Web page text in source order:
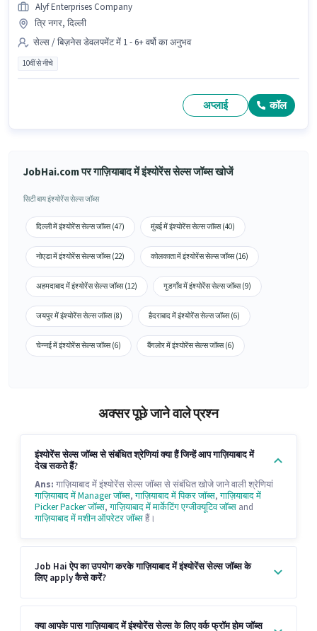
Alyf Enterprises Company
त्रि नगर, दिल्ली
सेल्स / बिज़नेस डेवलपमेंट में 1 - 6+ वर्षो का अनुभव
10वीं से नीचे
अप्लाई कॉल
JobHai.com पर गाज़ियाबाद में इंश्योरेंस सेल्स जॉब्स खोजें
सिटी बाय इंश्योरेंस सेल्स जॉब्स
दिल्ली में इंश्योरेंस सेल्स जॉब्स (47) मुंबई में इंश्योरेंस सेल्स जॉब्स (40)
नोएडा में इंश्योरेंस सेल्स जॉब्स (22) कोलकाता में इंश्योरेंस सेल्स जॉब्स (16)
अहमदाबाद में इंश्योरेंस सेल्स जॉब्स (12) गुडगाँव में इंश्योरेंस सेल्स जॉब्स (9)
जयपुर में इंश्योरेंस सेल्स जॉब्स (8) हैदराबाद में इंश्योरेंस सेल्स जॉब्स (6)
चेन्नई में इंश्योरेंस सेल्स जॉब्स (6) बैंगलोर में इंश्योरेंस सेल्स जॉब्स (6)
अक्सर पूछे जाने वाले प्रश्न
इंश्योरेंस सेल्स जॉब्स से संबंधित श्रेणियां क्या हैं जिन्हें आप गाज़ियाबाद में
देख सकते हैं?
Ans: गाज़ियाबाद में इंश्योरेंस सेल्स जॉब्स से संबंधित खोजे जाने वाली श्रेणियां
गाज़ियाबाद में Manager जॉब्स,गाज़ियाबाद में पिकर जॉब्स,गाज़ियाबाद में
Picker Packer जॉब्स,गाज़ियाबाद में मार्केटिंग एग्जीक्यूटिव जॉब्स and
गाज़ियाबाद में मशीन ऑपरेटर जॉब्सहैं।
Job Hai ऐप का उपयोग करके गाज़ियाबाद में इंश्योरेंस सेल्स जॉब्स के
लिए apply कैसे करें?
क्या आपके पास गाज़ियाबाद में इंश्योरेंस सेल्स के लिए वर्क फ्रॉम होम जॉब्स